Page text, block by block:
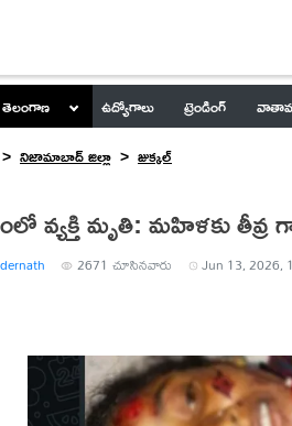
తెలంగాణ ఉద్యోగాలు ట్రెండింగ్
నిజామాబాద్ జిల్లా జుక్కల్
వ్యక్తి మృతి: మహిళకు
2671 చూసినవారు Jun 13, 2026,